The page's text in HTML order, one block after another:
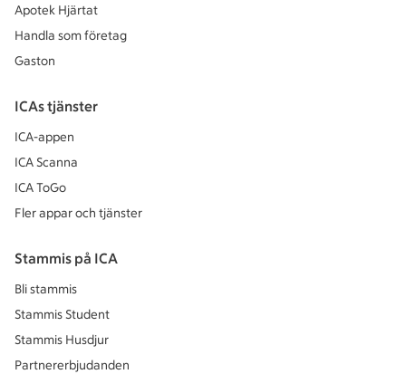
Apotek Hjärtat
Handla som företag
Gaston
ICAs tjänster
ICA-appen
ICA Scanna
ICA ToGo
Fler appar och tjänster
Stammis på ICA
Bli stammis
Stammis Student
Stammis Husdjur
Partnererbjudanden